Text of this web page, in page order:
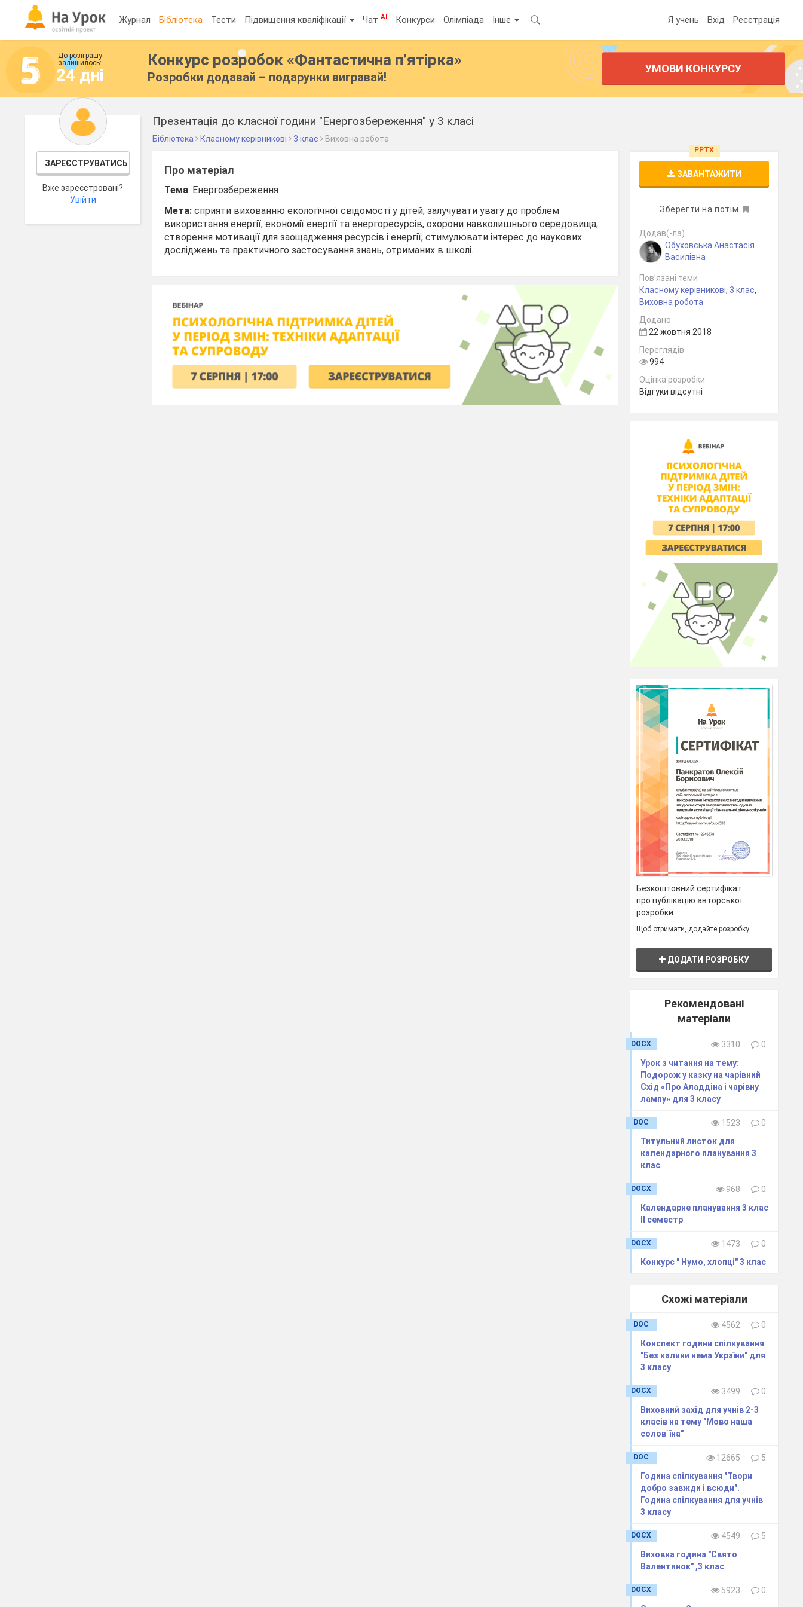
Журнал Бібліотека Тести Підвищення кваліфікації ЧатAI Конкурси Олімпіада Інше Я учень Вхід Реєстрація
До розіграшу
залишилось:
24 дні
Конкурс розробок «Фантастична п’ятірка»
Розробки додавай – подарунки вигравай!
УМОВИ КОНКУРСУ
ЗАРЕЄСТРУВАТИСЬ
Вже зареєстровані?
Увійти
Презентація до класної години "Енергозбереження" у 3 класі
Бібліотека Класному керівникові 3 клас Виховна робота
Про матеріал
Тема: Енергозбереження
Мета: сприяти вихованню екологічної свідомості у дітей; залучувати увагу до проблем
використання енергії, економії енергії та енергоресурсів, охорони навколишнього середовища;
створення мотивації для заощадження ресурсів і енергії; стимулювати інтерес до наукових
досліджень та практичного застосування знань, отриманих в школі.
PPTX
ЗАВАНТАЖИТИ
Зберегти на потім
Додав(-ла)
Обуховська Анастасія
Василівна
Пов’язані теми
Класному керівникові, 3 клас,
Виховна робота
Додано
22 жовтня 2018
Переглядів
994
Оцінка розробки
Відгуки відсутні
Безкоштовний сертифікат
про публікацію авторської
розробки
Щоб отримати, додайте розробку
ДОДАТИ РОЗРОБКУ
Рекомендовані
матеріали
DOCX 3310
0
Урок з читання на тему:
Подорож у казку на чарівний
Схід «Про Аладдіна і чарівну
лампу» для 3 класу
DOC 1523
0
Титульний листок для
календарного планування 3
клас
DOCX 968
0
Календарне планування 3 клас
ІІ семестр
DOCX 1473
0
Конкурс " Нумо, хлопці" 3 клас
Схожі матеріали
DOC 4562
0
Конспект години спілкування
"Без калини нема України" для
3 класу
DOCX 3499
0
Виховний захід для учнів 2-3
класів на тему "Мово наша
солов`їна"
DOC 12665
5
Година спілкування "Твори
добро завжди і всюди".
Година спілкування для учнів
3 класу
DOCX 4549
5
Виховна година "Свято
Валентинок" ,3 клас
DOCX 5923
0